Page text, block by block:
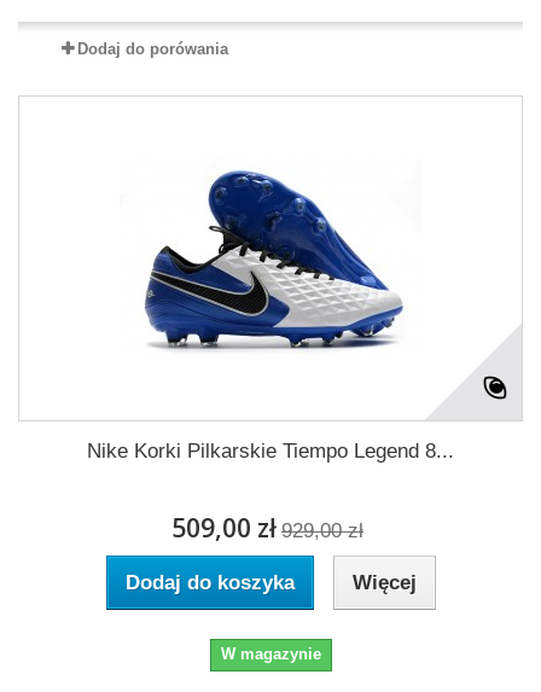
Dodaj do porówania
Nike Korki Pilkarskie Tiempo Legend 8...
509,00 zł 929,00 zł
Dodaj do koszyka Więcej
W magazynie